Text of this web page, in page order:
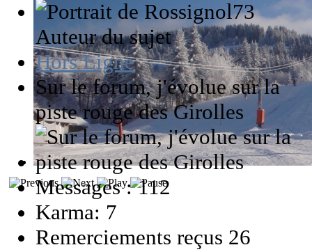
Auteur du sujet
Hors Ligne
Sur le forum, j'évolue sur la
piste rouge des Girolles
Messages : 112
Karma: 7
Remerciements reçus 26